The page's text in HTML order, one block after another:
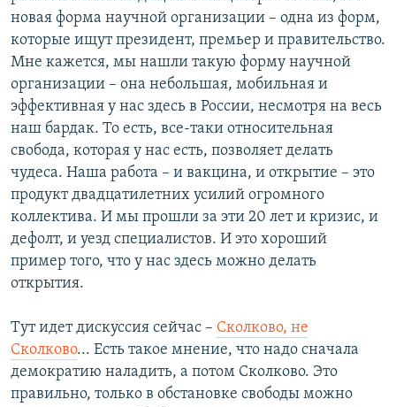
новая форма научной организации – одна из форм,
которые ищут президент, премьер и правительство.
Мне кажется, мы нашли такую форму научной
организации – она небольшая, мобильная и
эффективная у нас здесь в России, несмотря на весь
наш бардак. То есть, все-таки относительная
свобода, которая у нас есть, позволяет делать
чудеса. Наша работа – и вакцина, и открытие – это
продукт двадцатилетних усилий огромного
коллектива. И мы прошли за эти 20 лет и кризис, и
дефолт, и уезд специалистов. И это хороший
пример того, что у нас здесь можно делать
открытия.
Тут идет дискуссия сейчас – Сколково, не
Сколково... Есть такое мнение, что надо сначала
демократию наладить, а потом Сколково. Это
правильно, только в обстановке свободы можно